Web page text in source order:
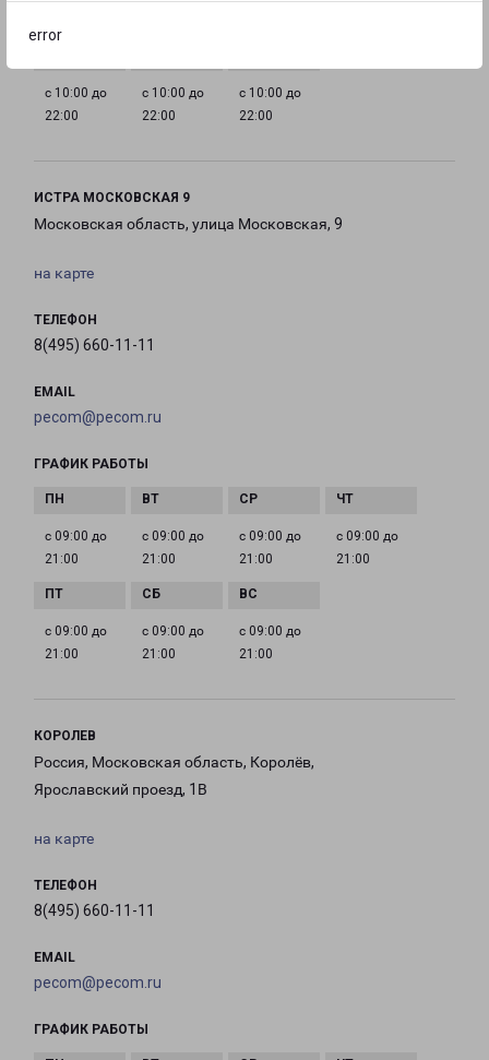
error
с 10:00 до
22:00
с 10:00 до
22:00
с 10:00 до
22:00
ИСТРА МОСКОВСКАЯ 9
Московская область, улица Московская, 9
на карте
ТЕЛЕФОН
8(495) 660-11-11
EMAIL
pecom@pecom.ru
ГРАФИК РАБОТЫ
с 09:00 до
21:00
с 09:00 до
21:00
с 09:00 до
21:00
с 09:00 до
21:00
с 09:00 до
21:00
с 09:00 до
21:00
с 09:00 до
21:00
КОРОЛЕВ
Россия, Московская область, Королёв,
Ярославский проезд, 1В
на карте
ТЕЛЕФОН
8(495) 660-11-11
EMAIL
pecom@pecom.ru
ГРАФИК РАБОТЫ